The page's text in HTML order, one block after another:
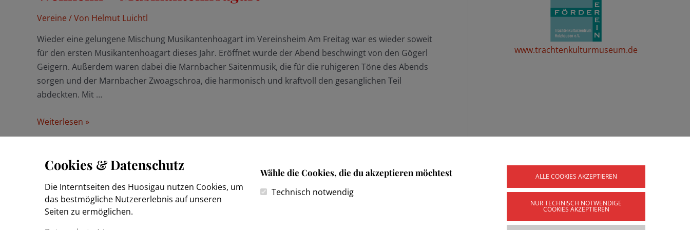
Vereine / Von Helmut Luichtl
Wieder eine gelungene Mischung Musikantenhoagart im Vereinsheim Am Freitag war es wieder soweit
für den ersten Musikantenhoagart dieses Jahr. Eröffnet wurde der Abend beschwingt von den Gögerl
Geigern. Außerdem waren dabei die Marnbacher Saitenmusik, die für die ruhigeren Töne des Abends
sorgen und der Marnbacher Zwoagschroa, die harmonisch und kraftvoll den gesanglichen Teil
abdeckten. Mit …
Weilheim
–
Weiterlesen »
www.trachtenkulturmuseum.de
Cookies & Datenschutz
Die Interntseiten des Huosigau nutzen Cookies, um
das bestmögliche Nutzererlebnis auf unseren
Seiten zu ermöglichen.
Wähle die Cookies, die du akzeptieren möchtest
Technisch notwendig
ALLE COOKIES AKZEPTIEREN
NUR TECHNISCH NOTWENDIGE
COOKIES AKZEPTIEREN